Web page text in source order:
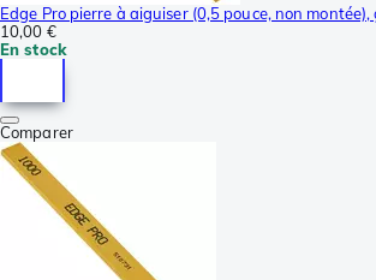
Edge Pro pierre à aiguiser (0,5 pouce, non
10,00 €
En stock
Comparer